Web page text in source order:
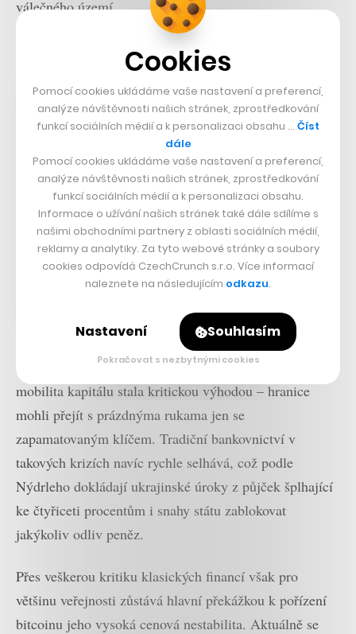
válečného území.
Více na CzechCrunch Jobs
Pro lidi s majetkem v bitcoinu se naopak absolutní
mobilita kapitálu stala kritickou výhodou – hranice
mohli přejít s prázdnýma rukama jen se
zapamatovaným klíčem. Tradiční bankovnictví v
takových krizích navíc rychle selhává, což podle
Nýdrleho dokládají ukrajinské úroky z půjček šplhající
ke čtyřiceti procentům i snahy státu zablokovat
jakýkoliv odliv peněz.
Přes veškerou kritiku klasických financí však pro
většinu veřejnosti zůstává hlavní překážkou k pořízení
bitcoinu jeho vysoká cenová nestabilita. Aktuálně se
Cookies
Pomocí cookies ukládáme vaše nastavení a preferencí,
analýze návštěvnosti našich stránek, zprostředkování
funkcí sociálních médií a k personalizaci obsahu … Číst
dále
Pomocí cookies ukládáme vaše nastavení a preferencí,
analýze návštěvnosti našich stránek, zprostředkování
funkcí sociálních médií a k personalizaci obsahu.
Informace o užívání našich stránek také dále sdílíme s
našimi obchodními partnery z oblasti sociálních médií,
reklamy a analytiky. Za tyto webové stránky a soubory
cookies odpovídá CzechCrunch s.r.o. Více informací
naleznete na následujícím odkazu.
Nastavení Souhlasím
Pokračovat s nezbytnými cookies